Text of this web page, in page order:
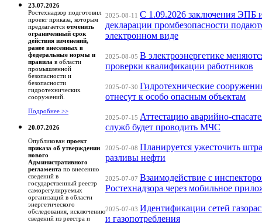
23.07.2026
Ростехнадзор подготовил
проект приказа, которым
предлагается отменить
ограниченный срок
действия изменений,
ранее внесенных в
федеральные нормы и
правила в области
промышленной
безопасности и
безопасности
гидротехнических
сооружений.
Подробнее >>
20.07.2026
Опубликован проект
приказа об утверждении
нового
Административного
регламента по внесению
сведений в
государственный реестр
саморегулируемых
организаций в области
энергетического
обследования, исключению
сведений из реестра и
2025-08-11 С 1.09.2026 заключения ЭПБ
декларации промбезопасности
электронном виде
2025-08-05 В электроэнергетике
проверки квалификации работников
2025-07-30 Гидротехнические
отнесут к особо опасным объектам
2025-07-15 Аттестацию аварийно-
служб будет проводить МЧС
2025-07-08 Планируется ужесточить
разливы нефти
2025-07-07 Взаимодействие с
Ростехнадзора через мобильное
2025-07-03 Идентификации сетей
и газопотребления